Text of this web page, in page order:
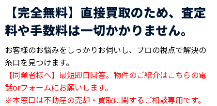
【完全無料】直接買取のため、査定
料や手数料は一切かかりません。
お客様のお悩みをしっかりお伺いし、プロの視点で解決の
糸口を見つけます。
【同業者様へ】最短即日回答。物件のご紹介はこちらの電
話orフォームにお願いします。
※本窓口は不動産の売却・買取に関するご相談専用です。